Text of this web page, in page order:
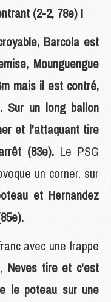
(2-2, 78e) !
Barcola est
Mounguengue
mais il est contré,
Sur un long ballon
et l'attaquant tire
(83e). Le PSG
un corner, sur
et Hernandez
avec une frappe
Neves tire et c'est
le poteau sur une